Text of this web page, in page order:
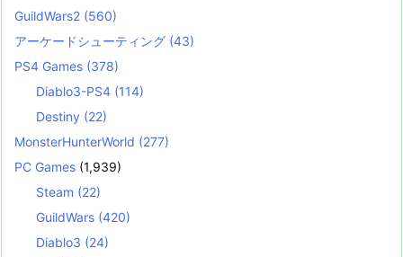
GuildWars2 (560)
アーケードシューティング (43)
PS4 Games (378)
Diablo3-PS4 (114)
Destiny (22)
MonsterHunterWorld (277)
PC Games (1,939)
Steam (22)
GuildWars (420)
Diablo3 (24)